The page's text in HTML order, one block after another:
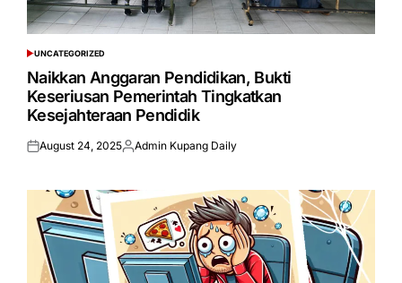
POSTED
IN
UNCATEGORIZED
Naikkan Anggaran Pendidikan, Bukti
Keseriusan Pemerintah Tingkatkan
Kesejahteraan Pendidik
Posted
August 24, 2025Posted
Admin Kupang Daily